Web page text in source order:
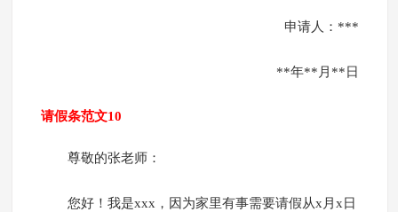
申请人：***
**年**月**日
请假条范文10
尊敬的张老师：
您好！我是xxx，因为家里有事需要请假从x月x日